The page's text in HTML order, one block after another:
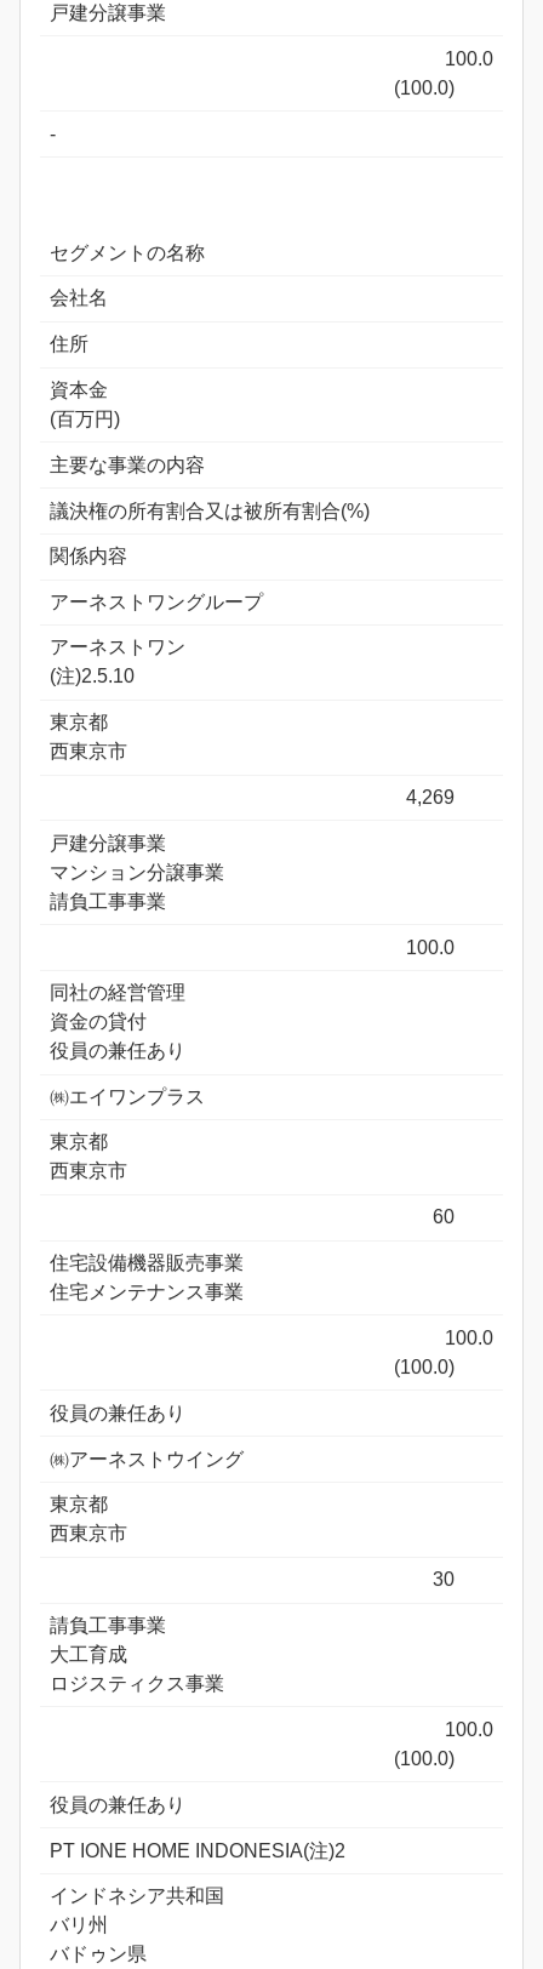
戸建分譲事業
100.0
(100.0)
-
セグメントの名称
会社名
住所
資本金
(百万円)
主要な事業の内容
議決権の所有割合又は被所有割合(%)
関係内容
アーネストワングループ
アーネストワン
(注)2.5.10
東京都
西東京市
4,269
戸建分譲事業
マンション分譲事業
請負工事事業
100.0
同社の経営管理
資金の貸付
役員の兼任あり
㈱エイワンプラス
東京都
西東京市
60
住宅設備機器販売事業
住宅メンテナンス事業
100.0
(100.0)
役員の兼任あり
㈱アーネストウイング
東京都
西東京市
30
請負工事事業
大工育成
ロジスティクス事業
100.0
(100.0)
役員の兼任あり
PT IONE HOME INDONESIA(注)2
インドネシア共和国
バリ州
バドゥン県